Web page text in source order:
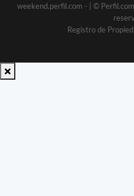
weekend.perfil.com -
| ©
Registro de